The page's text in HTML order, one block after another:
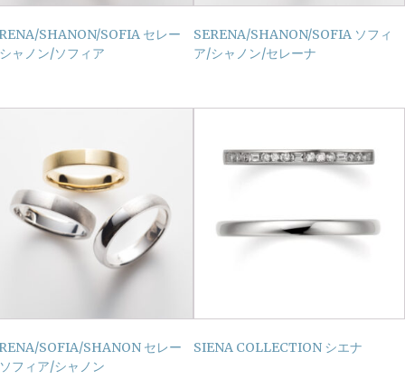
SHANON/SOFIA セレー
ャノン/ソフィア
SERENA/SHANON/SOFIA ソフィ
ア/シャノン/セレーナ
SOFIA/SHANON セレー
フィア/シャノン
SIENA COLLECTION シエナ